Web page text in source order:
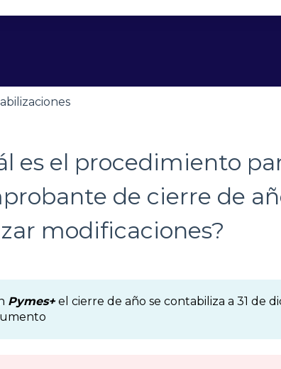
es el procedimiento
de cierre de
modificaciones?
Pymes+el cierre de año se contabiliza a 31 de